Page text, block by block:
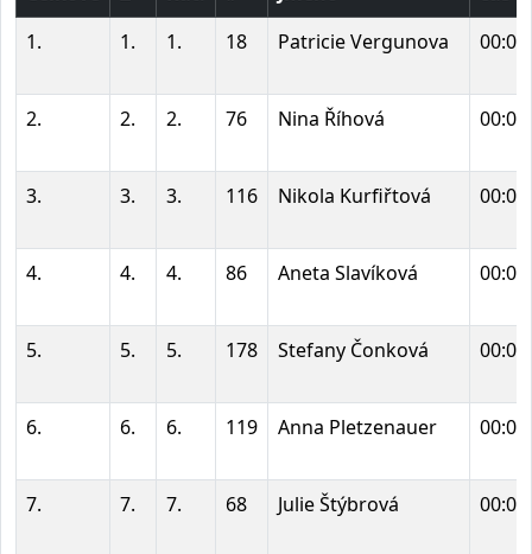
1.
1. 1. 18 Patricie Vergunova
2. 2. 2. 76 Nina Říhová
3. 3. 3. 116 Nikola Kurfiřtová
4. 4. 4. 86 Aneta Slavíková
5. 5. 5. 178 Stefany Čonková
6. 6. 6. 119 Anna Pletzenauer
7. 7. 7. 68 Julie Štýbrová